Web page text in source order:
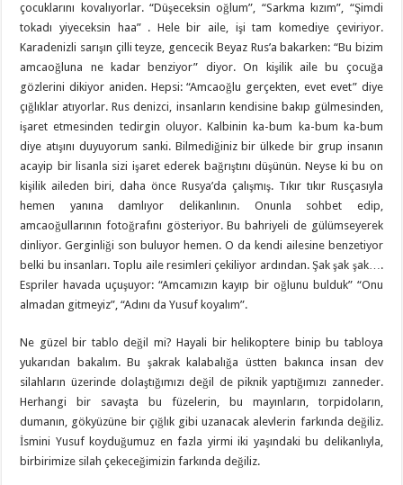
çocuklarını kovalıyorlar. “Düşeceksin oğlum”, “Sarkma kızım”, “Şimdi
tokadı yiyeceksin haa” . Hele bir aile, işi tam komediye çeviriyor.
Karadenizli sarışın çilli teyze, gencecik Beyaz Rus’a bakarken: “Bu bizim
amcaoğluna ne kadar benziyor” diyor. On kişilik aile bu çocuğa
gözlerini dikiyor aniden. Hepsi: “Amcaoğlu gerçekten, evet evet” diye
çığlıklar atıyorlar. Rus denizci, insanların kendisine bakıp gülmesinden,
işaret etmesinden tedirgin oluyor. Kalbinin ka-bum ka-bum ka-bum
diye atışını duyuyorum sanki. Bilmediğiniz bir ülkede bir grup insanın
acayip bir lisanla sizi işaret ederek bağrıştını düşünün. Neyse ki bu on
kişilik aileden biri, daha önce Rusya’da çalışmış. Tıkır tıkır Rusçasıyla
hemen yanına damlıyor delikanlının. Onunla sohbet edip,
amcaoğullarının fotoğrafını gösteriyor. Bu bahriyeli de gülümseyerek
dinliyor. Gerginliği son buluyor hemen. O da kendi ailesine benzetiyor
belki bu insanları. Toplu aile resimleri çekiliyor ardından. Şak şak şak….
Espriler havada uçuşuyor: “Amcamızın kayıp bir oğlunu bulduk” “Onu
almadan gitmeyiz”, “Adını da Yusuf koyalım”.
Ne güzel bir tablo değil mi? Hayali bir helikoptere binip bu tabloya
yukarıdan bakalım. Bu şakrak kalabalığa üstten bakınca insan dev
silahların üzerinde dolaştığımızı değil de piknik yaptığımızı zanneder.
Herhangi bir savaşta bu füzelerin, bu mayınların, torpidoların,
dumanın, gökyüzüne bir çığlık gibi uzanacak alevlerin farkında değiliz.
İsmini Yusuf koyduğumuz en fazla yirmi iki yaşındaki bu delikanlıyla,
birbirimize silah çekeceğimizin farkında değiliz.